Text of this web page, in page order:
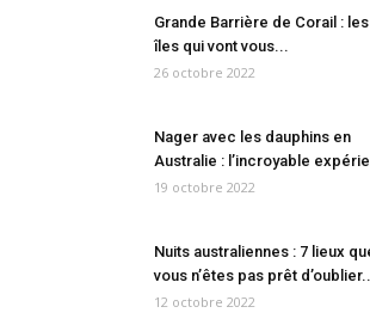
Grande Barrière de Corail :
îles qui vont vous...
26 octobre 2022
Nager avec les dauphins en
Australie : l’incroyable
19 octobre 2022
Nuits australiennes : 7 lieux
vous n’êtes pas prêt
12 octobre 2022